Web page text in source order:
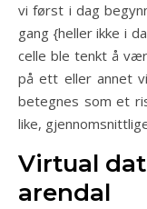
vi først i dag
gang {heller ikke i
celle ble tenkt å
på ett eller annet
betegnes som et
like,
Virtual
arendal